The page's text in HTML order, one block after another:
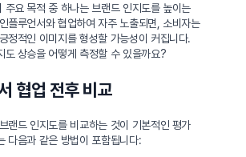
주요 목적 중 하나는 브랜드 인지도를 높이는
플루언서와 협업하여 자주 노출되면, 소비자는
정적인 이미지를 형성할 가능성이 커집니다.
도 상승을 어떻게 측정할 수 있을까요?
협업 전후 비교
랜드 인지도를 비교하는 것이 기본적인 평가
다음과 같은 방법이 포함됩니다: